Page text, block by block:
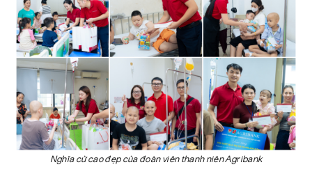
Nghĩa cử cao đẹp của đoàn viên thanh niên Agribank